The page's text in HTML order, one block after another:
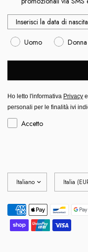
Uomo Donna
Ho letto l'informativa Privacy
personali per le finalità ivi
Accetto
Aggiorna
paese/area
Aggiorna
paese/area